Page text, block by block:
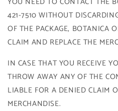
421-7510 WITHOUT
OF THE PACKAGE, BOTANICA
CLAIM AND REPLACE THE
IN CASE THAT YOU RECEIVE
THROW AWAY ANY OF THE
LIABLE FOR A DENIED CLAIM
MERCHANDISE.